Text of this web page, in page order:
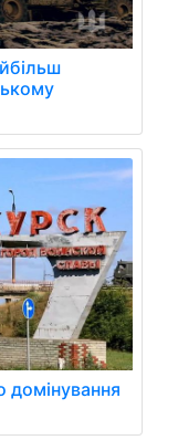
домінування